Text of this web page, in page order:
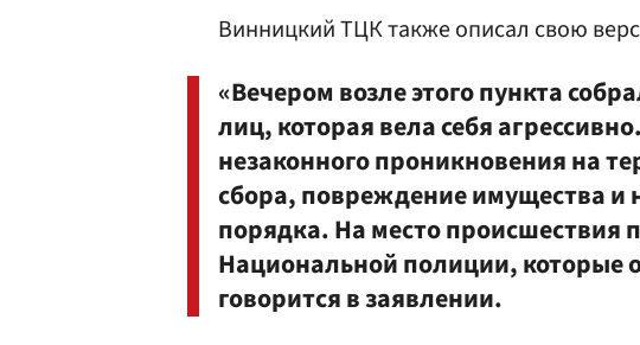
Винницкий ТЦК также описал свою
«Вечером возле этого пункта
лиц, которая вела себя
незаконного проникновения на
сбора, повреждение имущества и
порядка. На место происшествия
Национальной полиции, которые
говорится в заявлении.